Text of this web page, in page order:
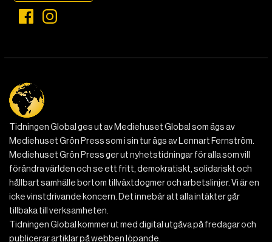
Tidningen Global ges ut av Mediehuset Global som ägs av
Mediehuset Grön Press som i sin tur ägs av Lennart Fernström.
Mediehuset Grön Press ger ut nyhetstidningar för alla som vill
förändra världen och se ett fritt, demokratiskt, solidariskt och
hållbart samhälle bortom tillväxtdogmer och arbetslinjer. Vi är en
icke vinstdrivande koncern. Det innebär att alla intäkter går
tillbaka till verksamheten.
Tidningen Global kommer ut med digital utgåva på fredagar och
publicerar artiklar på webben löpande.